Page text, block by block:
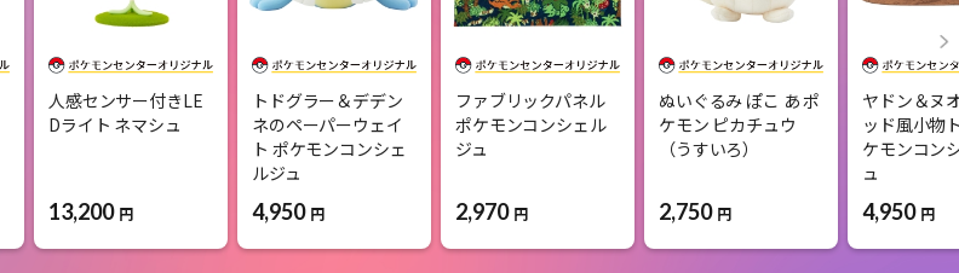
人感センサー付きLE
Dライト ネマシュ
13,200 円
トドグラー＆デデン
ネのペーパーウェイ
ト ポケモンコンシェ
ルジュ
4,950 円
ファブリックパネル
ポケモンコンシェル
ジュ
2,970 円
ぬいぐるみ ぽこ あ ポ
ケモン ピカチュウ
（うすいろ）
2,750 円
ヤドン＆ヌ
ッド風小物
ケモンコン
ュ
4,950 円